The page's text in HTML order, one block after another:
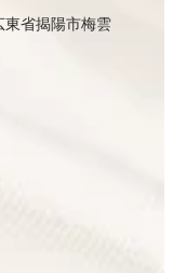
東省揭陽市梅雲